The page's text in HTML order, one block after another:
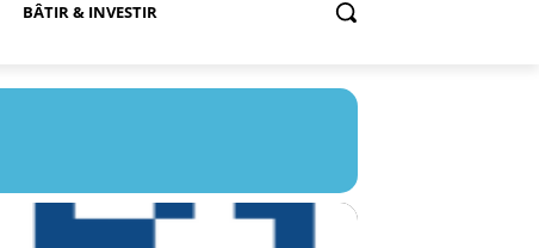
BÂTIR & INVESTIR